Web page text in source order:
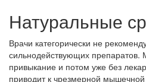
Натуральные
Врачи категорически не
сильнодействующих препаратов.
привыкание и потом уже без
приводит к чрезмерной мышечной